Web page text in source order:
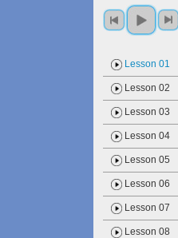
Lesson 01
Lesson 02
Lesson 03
Lesson 04
Lesson 05
Lesson 06
Lesson 07
Lesson 08